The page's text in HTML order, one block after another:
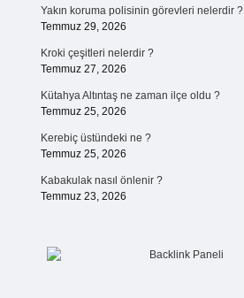
Yakın koruma polisinin görevleri nelerdir ?
Temmuz 29, 2026
Kroki çeşitleri nelerdir ?
Temmuz 27, 2026
Kütahya Altıntaş ne zaman ilçe oldu ?
Temmuz 25, 2026
Kerebiç üstündeki ne ?
Temmuz 25, 2026
Kabakulak nasıl önlenir ?
Temmuz 23, 2026